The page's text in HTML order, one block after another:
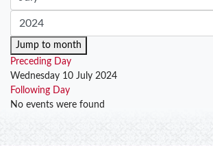
Jump to month
Preceding Day
Wednesday 10 July 2024
Following Day
No events were found